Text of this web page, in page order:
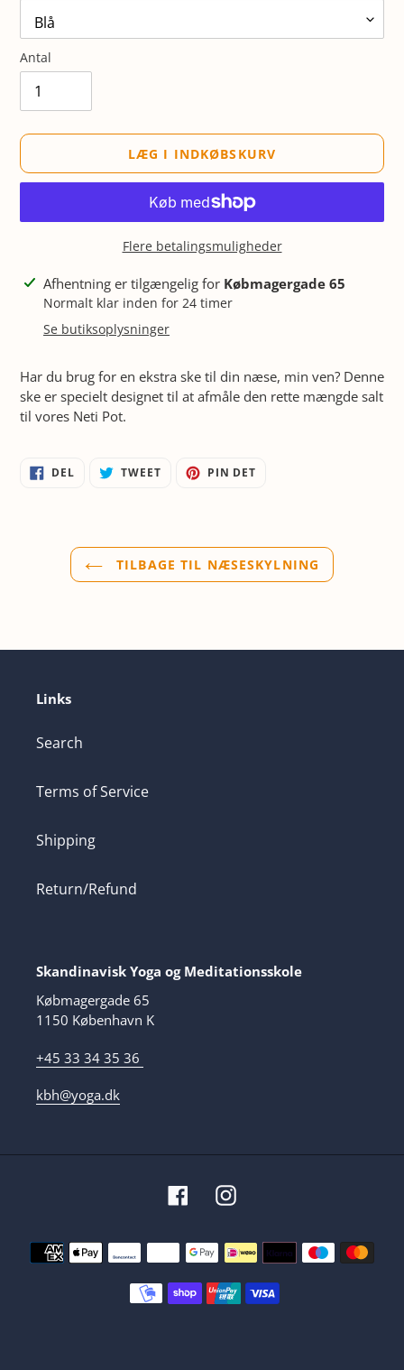
Antal
LÆG I INDKØBSKURV
Flere betalingsmuligheder
Lægger
produkt
Afhentning er tilgængelig for Købmagergade 65
Normalt klar inden for 24 timer
Se butiksoplysninger
Har du brug for en ekstra ske til din næse, min ven? Denne
ske er specielt designet til at afmåle den rette mængde salt
til vores Neti Pot.
DEL
PÅ
TWEETTWEET PIN DET
TILBAGE TIL NÆSESKYLNING
Links
Search
Terms of Service
Shipping
Return/Refund
Skandinavisk Yoga og Meditationsskole
Købmagergade 65
1150 København K
+45 33 34 35 36
kbh@yoga.dk
FacebookInstagram
Betalingsmetoder